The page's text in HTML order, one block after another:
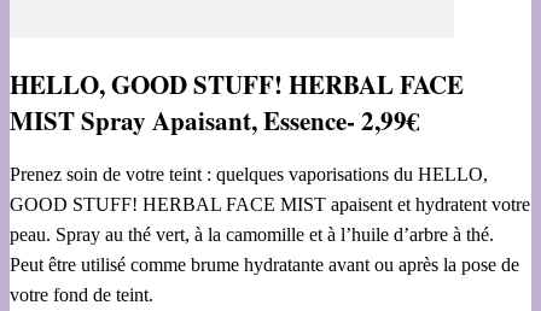
HELLO, GOOD STUFF! HERBAL FACE
MIST Spray Apaisant, Essence- 2,99€
Prenez soin de votre teint : quelques vaporisations du HELLO,
GOOD STUFF! HERBAL FACE MIST apaisent et hydratent votre
peau. Spray au thé vert, à la camomille et à l’huile d’arbre à thé.
Peut être utilisé comme brume hydratante avant ou après la pose de
votre fond de teint.